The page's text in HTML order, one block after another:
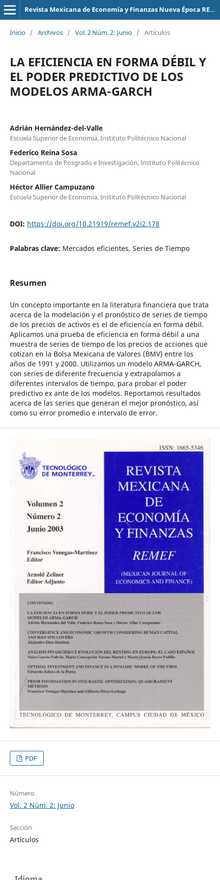
Revista Mexicana de Economía y Finanzas Nueva Época REMEF (The Mexican Journal of Economics and Finance)
Inicio / Archivos / Vol. 2 Núm. 2: Junio / Artículos
LA EFICIENCIA EN FORMA DÉBIL Y
EL PODER PREDICTIVO DE LOS
MODELOS ARMA-GARCH
Adrián Hernández-del-Valle
Escuela Superior de Economía, Instituto Politécnico Nacional
Federico Reina Sosa
Departamento de Posgrado e Investigación, Instituto Politécnico
Nacional
Héctor Allier Campuzano
Escuela Superior de Economía, Instituto Politécnico Nacional
DOI: https://doi.org/10.21919/remef.v2i2.178
Palabras clave: Mercados eficientes, Series de Tiempo
Resumen
Un concepto importante en la literatura financiera que trata
acerca de la modelación y el pronóstico de series de tiempo
de los precios de activos es el de eficiencia en forma débil.
Aplicamos una prueba de eficiencia en forma débil a una
muestra de series de tiempo de los precios de acciones que
cotizan en la Bolsa Mexicana de Valores (BMV) entre los
años de 1991 y 2000. Utilizamos un modelo ARMA-GARCH,
con series de diferente frecuencia y extrapolamos a
diferentes intervalos de tiempo, para probar el poder
predictivo ex ante de los modelos. Reportamos resultados
acerca de las series que generan el mejor pronóstico, así
como su error promedio e intervalo de error.
PDF
Número
Vol. 2 Núm. 2: Junio
Sección
Artículos